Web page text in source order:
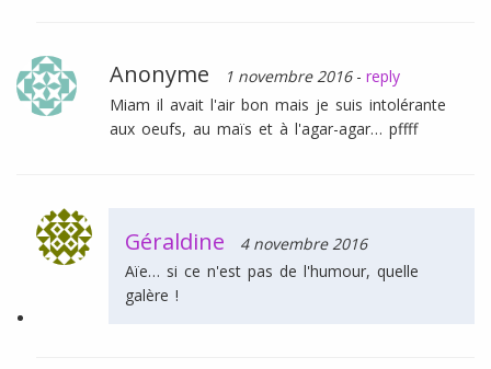
Anonyme 1 novembre 2016 - reply
Miam il avait l'air bon mais je suis intolérante
aux oeufs, au maïs et à l'agar-agar… pffff
Géraldine
4 novembre 2016
Aïe… si ce n'est pas de l'humour, quelle
galère !